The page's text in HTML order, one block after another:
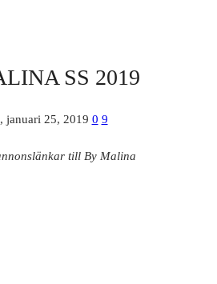
SS 2019
januari 25, 2019 0 9
till By Malina